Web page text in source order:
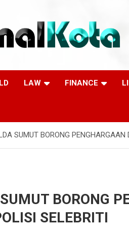
LAW FINANCE
SUMUT BORONG
BORONG
SELEBRITI